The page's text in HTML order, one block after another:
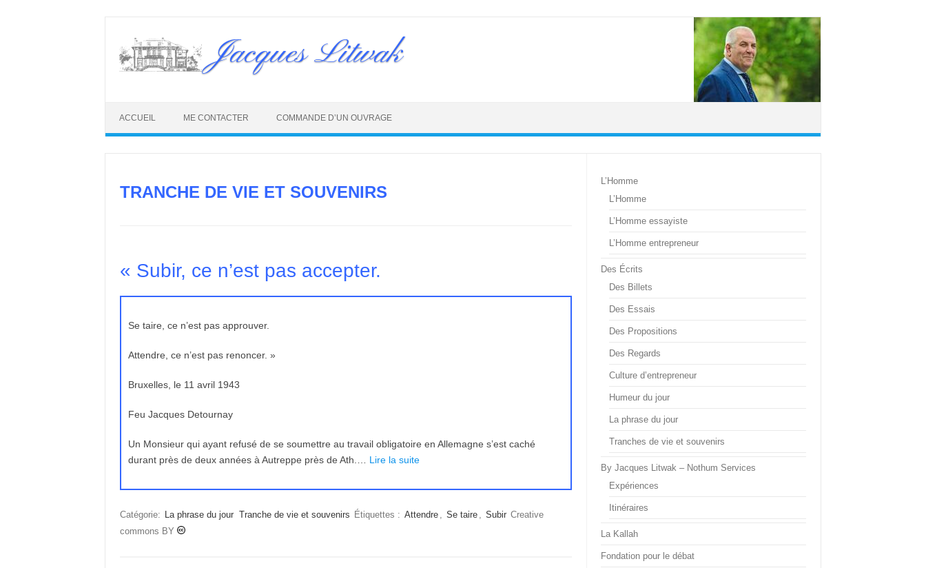
content
Jacques Litwak
ACCUEIL ME CONTACTER COMMANDE D’UN OUVRAGE
TRANCHE DE VIE ET SOUVENIRS
« Subir, ce n’est pas accepter.
Se taire, ce n’est pas approuver.
Attendre, ce n’est pas renoncer. »
Bruxelles, le 11 avril 1943
Feu Jacques Detournay
Un Monsieur qui ayant refusé de se soumettre au travail obligatoire en Allemagne s’est caché
durant près de deux années à Autreppe près de Ath.… Lire la suite
Catégorie: La phrase du jour Tranche de vie et souvenirs Étiquettes : Attendre , Se taire , Subir Creative
commons BY
L’Homme
L’Homme
L’Homme essayiste
L’Homme entrepreneur
Des Écrits
Des Billets
Des Essais
Des Propositions
Des Regards
Culture d’entrepreneur
Humeur du jour
La phrase du jour
Tranches de vie et souvenirs
By Jacques Litwak – Nothum Services
Expériences
Itinéraires
La Kallah
Fondation pour le débat